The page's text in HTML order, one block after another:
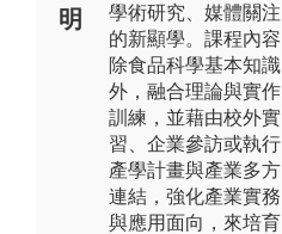
明
學術研究、媒體關注
的新顯學。課程內容
除食品科學基本知識
外，融合理論與實作
訓練，並藉由校外實
習、企業參訪或執行
產學計畫與產業多方
連結，強化產業實務
與應用面向，來培育